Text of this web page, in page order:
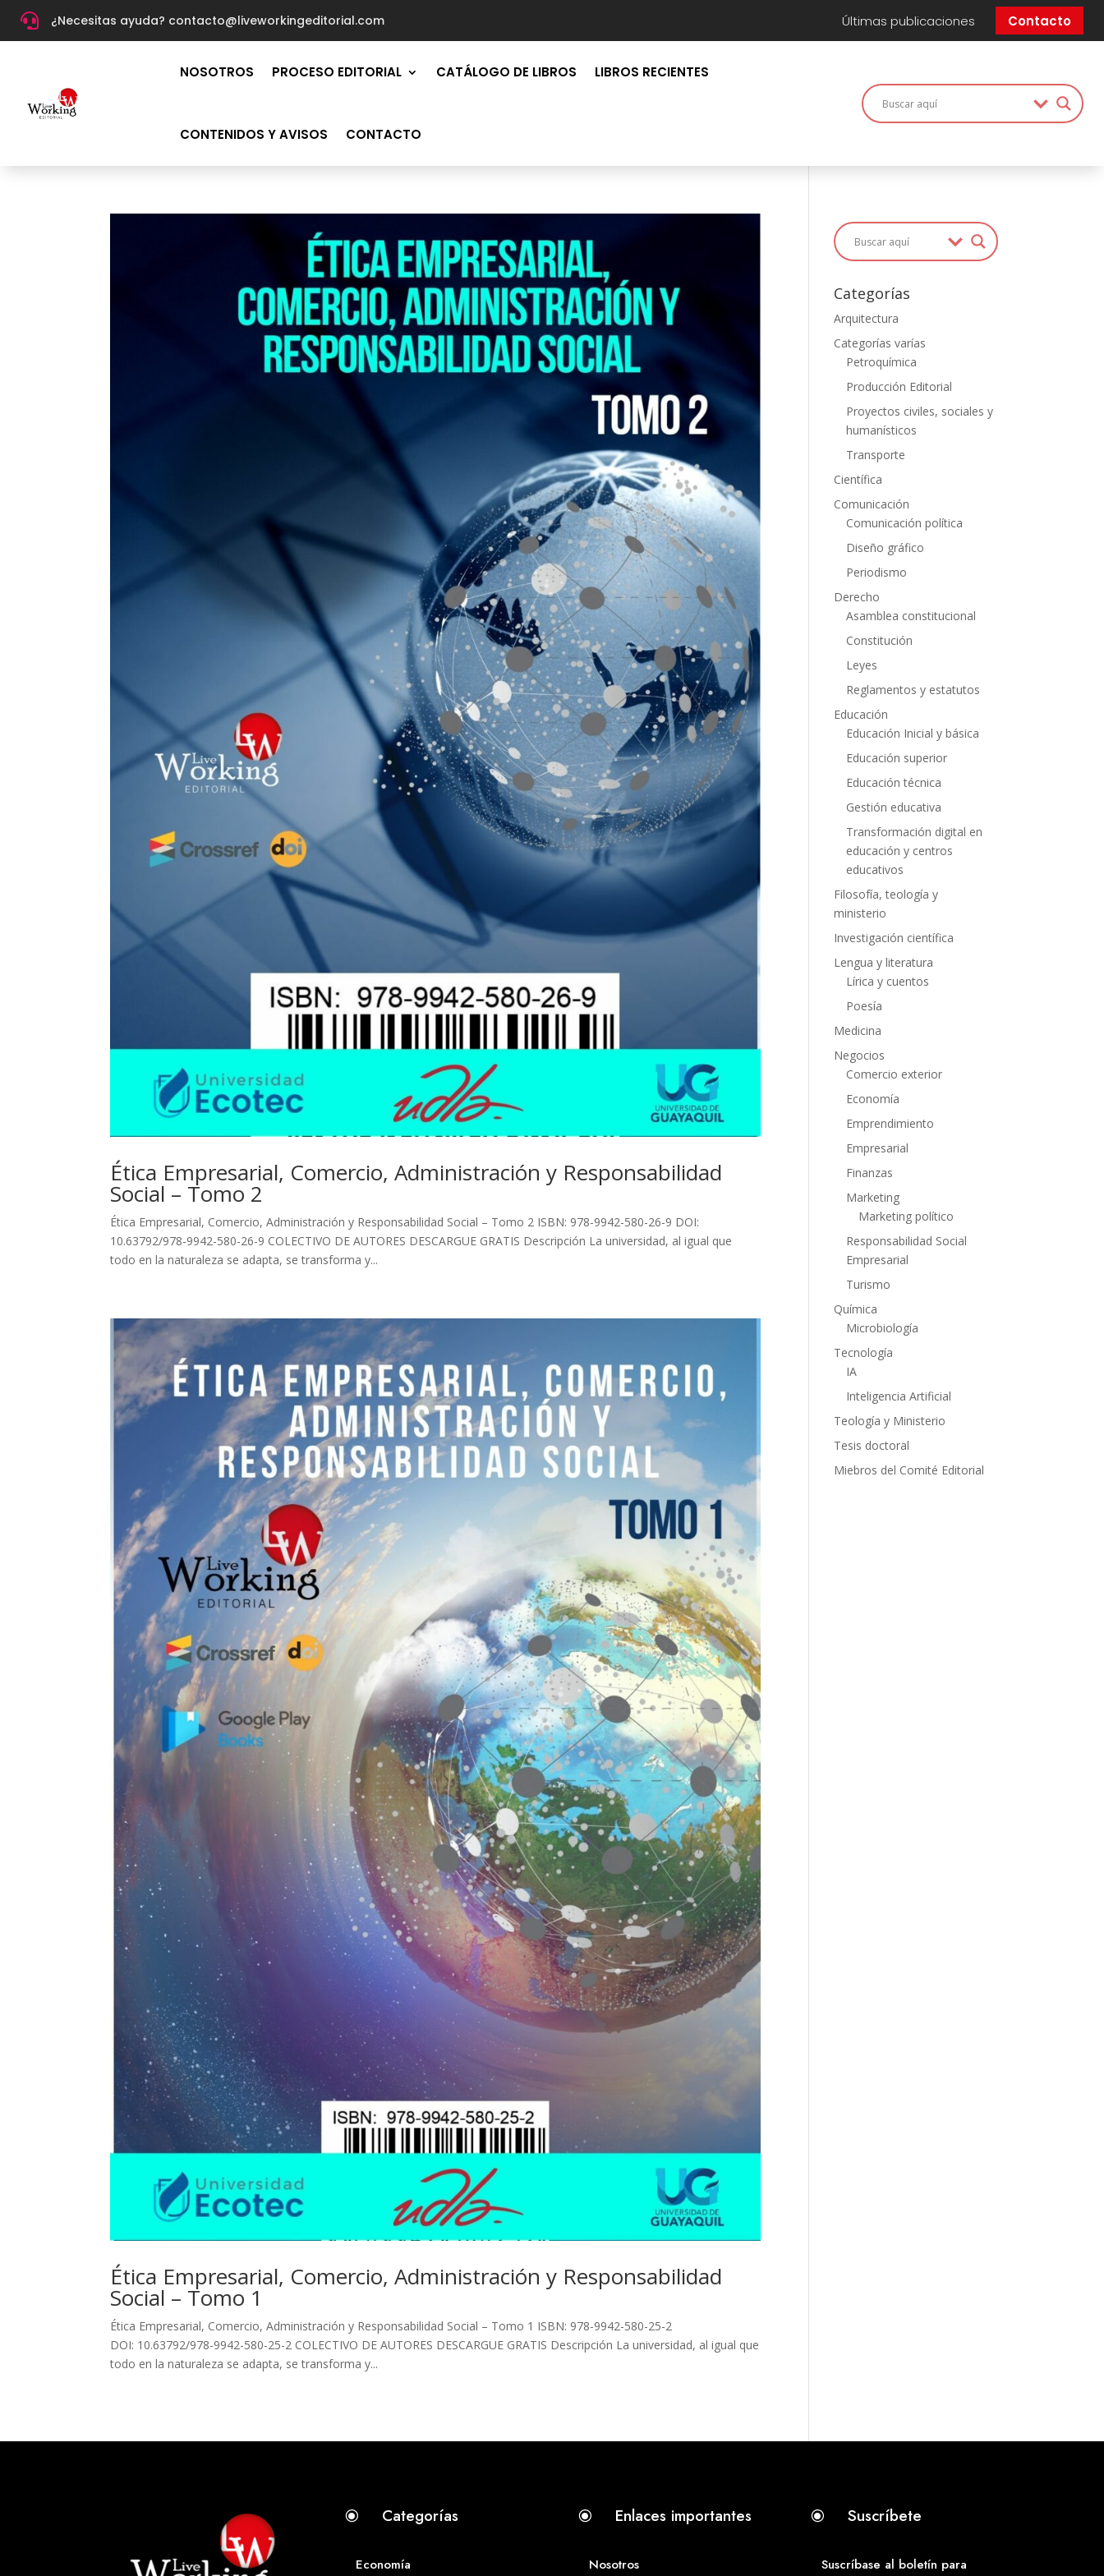
 ¿Necesitas ayuda? contacto@liveworkingeditorial.com Últimas publicaciones Contacto
NOSOTROS PROCESO EDITORIAL CATÁLOGO DE LIBROS LIBROS RECIENTES
CONTENIDOS Y AVISOS CONTACTO
Ética Empresarial, Comercio, Administración y Responsabilidad
Social – Tomo 2
Ética Empresarial, Comercio, Administración y Responsabilidad Social – Tomo 2 ISBN: 978-9942-580-26-9 DOI:
10.63792/978-9942-580-26-9 COLECTIVO DE AUTORES DESCARGUE GRATIS Descripción La universidad, al igual que
todo en la naturaleza se adapta, se transforma y...
Ética Empresarial, Comercio, Administración y Responsabilidad
Social – Tomo 1
Ética Empresarial, Comercio, Administración y Responsabilidad Social – Tomo 1 ISBN: 978-9942-580-25-2
DOI: 10.63792/978-9942-580-25-2 COLECTIVO DE AUTORES DESCARGUE GRATIS Descripción La universidad, al igual que
todo en la naturaleza se adapta, se transforma y...
Categorías
Arquitectura
Categorías varías
Petroquímica
Producción Editorial
Proyectos civiles, sociales y
humanísticos
Transporte
Científica
Comunicación
Comunicación política
Diseño gráfico
Periodismo
Derecho
Asamblea constitucional
Constitución
Leyes
Reglamentos y estatutos
Educación
Educación Inicial y básica
Educación superior
Educación técnica
Gestión educativa
Transformación digital en
educación y centros
educativos
Filosofía, teología y
ministerio
Investigación científica
Lengua y literatura
Lírica y cuentos
Poesía
Medicina
Negocios
Comercio exterior
Economía
Emprendimiento
Empresarial
Finanzas
Marketing
Marketing político
Responsabilidad Social
Empresarial
Turismo
Química
Microbiología
Tecnología
IA
Inteligencia Artificial
Teología y Ministerio
Tesis doctoral
Miebros del Comité Editorial
\ Categorías
Economía
\ Enlaces importantes
Nosotros
\ Suscríbete
Suscríbase al boletín para